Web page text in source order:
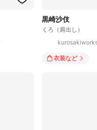
黒崎沙伎
くろ（肩出し）
衣装など